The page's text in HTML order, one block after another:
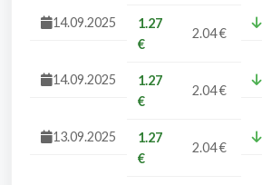
14.09.2025
1.27
€
2.04 €
14.09.2025
1.27
€
2.04 €
13.09.2025
1.27
€
2.04 €